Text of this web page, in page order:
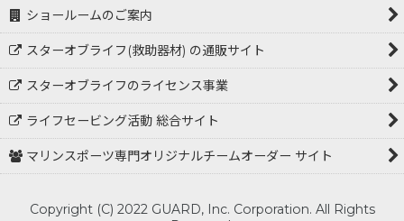
ショールームのご案内
スターオブライフ(救助器材) の通販サイト
スターオブライフのライセンス事業
ライフセービング活動 総合サイト
マリンスポーツ専門オリジナルチームオーダー サイト
Copyright (C) 2022 GUARD, Inc. Corporation. All Rights